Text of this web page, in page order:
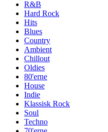
R&B
Hard Rock
Hits
Blues
Country
Ambient
Chillout
Oldies
80'erne
House
Indie
Klassisk Rock
Soul
Techno